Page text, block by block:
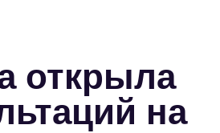
открыла
на